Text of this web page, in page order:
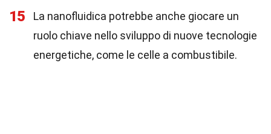
15
La nanofluidica potrebbe anche giocare un
ruolo chiave nello sviluppo di nuove tecnologie
energetiche, come le celle a combustibile.